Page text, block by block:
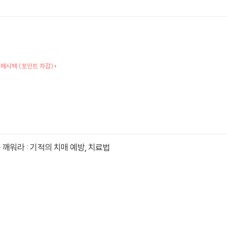
시백 (포인트 차감)
워라 : 기적의 치매 예방, 치료법